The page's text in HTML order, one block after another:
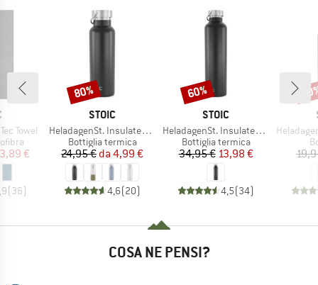
Towel
ridotto
3,89 €
(36)
MARCHIO
STOIC
Articolo
HeladagenSt. Insulated Stainless Steel Bottle 500
Gruppo di prodotti
Bottiglia termica
Prezzo
24,95 € Prezzo ridotto
da 4,99 €
4,6(20)
Sconto
80%
MARCHIO
STOIC
Articolo
HeladagenSt. Insulated Stainless Steel Bottle 1L
Gruppo di prodotti
Bottiglia termica
Prezzo
34,95 €Prezzo ridotto
13,98 €
4,5(34)
Sconto
60%
Articolo
HeladagenSt.
COSA NE PENSI?